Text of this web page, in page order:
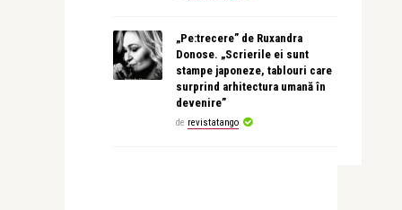
„Pe:trecere” de Ruxandra
Donose. „Scrierile ei sunt
stampe japoneze, tablouri care
surprind arhitectura umană în
devenire”
de revistatango